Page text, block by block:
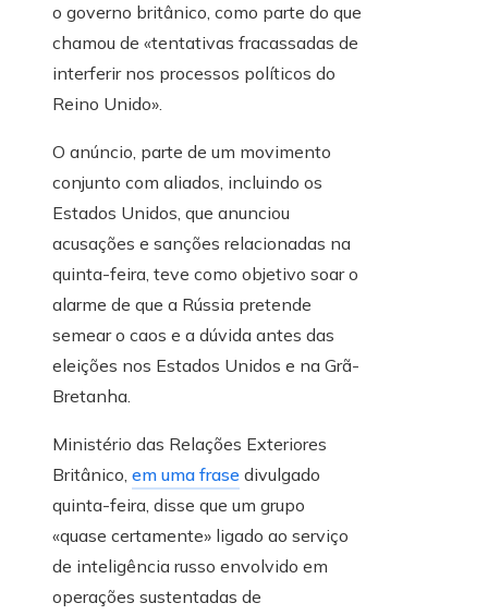
o governo britânico, como parte do que
chamou de «tentativas fracassadas de
interferir nos processos políticos do
Reino Unido».
O anúncio, parte de um movimento
conjunto com aliados, incluindo os
Estados Unidos, que anunciou
acusações e sanções relacionadas na
quinta-feira, teve como objetivo soar o
alarme de que a Rússia pretende
semear o caos e a dúvida antes das
eleições nos Estados Unidos e na Grã-
Bretanha.
Ministério das Relações Exteriores
Britânico, em uma frase divulgado
quinta-feira, disse que um grupo
«quase certamente» ligado ao serviço
de inteligência russo envolvido em
operações sustentadas de